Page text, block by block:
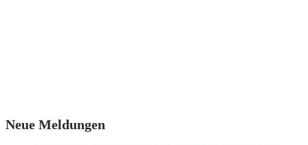
Neue Meldungen